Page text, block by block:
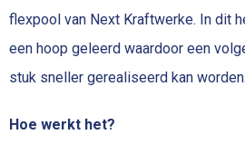
flexpool van Next Kraftwerke. In dit
een hoop geleerd waardoor een
stuk sneller gerealiseerd kan
Hoe werkt het?